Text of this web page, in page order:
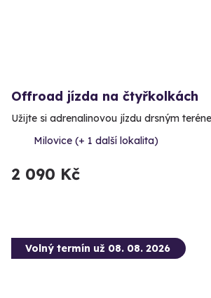
Offroad jízda na čtyřkolkách
Užijte si adrenalinovou jízdu drsným
Milovice (+ 1 další lokalita)
2 090 Kč
Volný termín už 08. 08. 2026